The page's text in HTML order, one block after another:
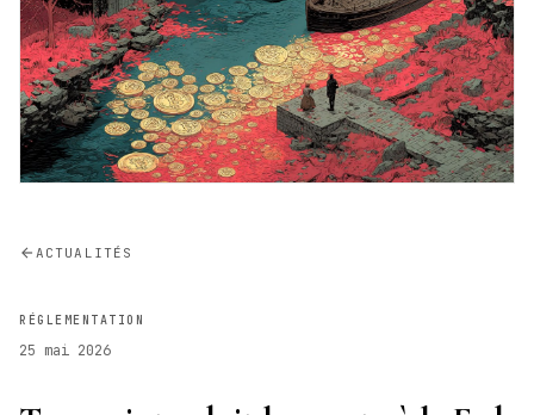
ACTUALITÉS
RÉGLEMENTATION
25 mai 2026